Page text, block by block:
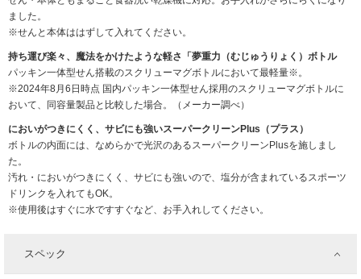
ました。
※せんと本体ははずして入れてください。
持ち運び楽々、魔法をかけたような軽さ「夢重力（むじゅうりょく）ボトル
パッキン一体型せん搭載のスクリューマグボトルにおいて最軽量※。
※2024年8月6日時点 国内パッキン一体型せん採用のスクリューマグボトルに
おいて、同容量製品と比較した場合。（メーカー調べ）
においがつきにくく、サビにも強いスーパークリーンPlus（プラス）
ボトルの内面には、なめらかで光沢のあるスーパークリーンPlusを施しまし
た。
汚れ・においがつきにくく、サビにも強いので、塩分が含まれているスポーツ
ドリンクを入れてもOK。
※使用後はすぐに水ですすぐなど、お手入れしてください。
スペック